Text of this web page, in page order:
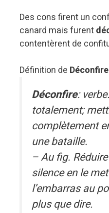
Des cons firent un
canard mais furent
contentèrent de
Définition de Déconfire
Déconfire:
totalement;
complètement
une bataille.
– Au fig.
silence en le
l’embarras au
plus que dire.